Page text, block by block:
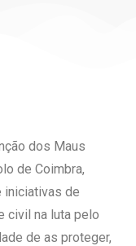
dos Maus
de Coimbra,
iniciativas de
civil na luta pelo
de as proteger,